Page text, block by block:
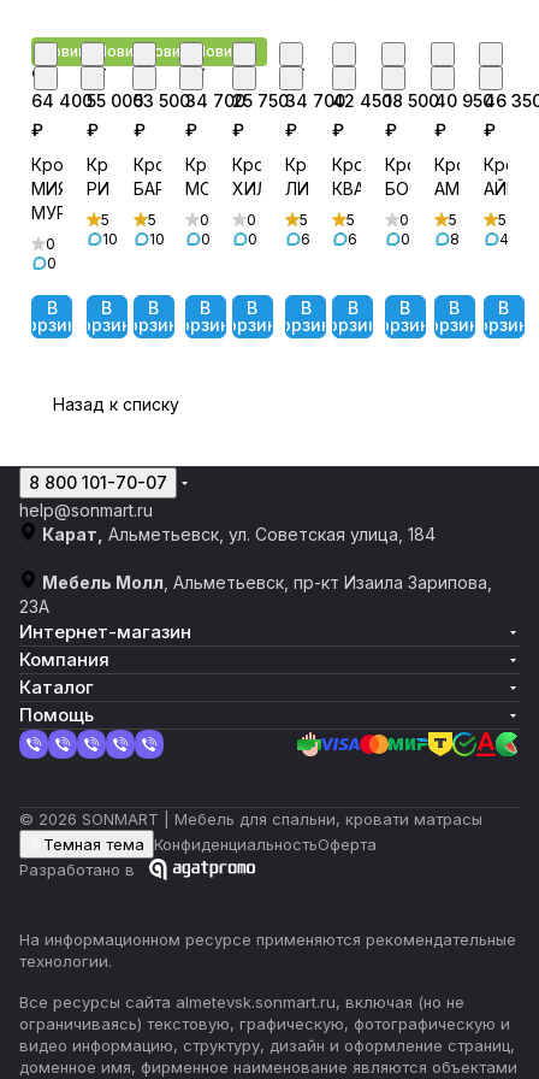
Новинка
от
64 400
₽
Кровать
МИЯ
МУР
0
0
В
корзину
Новинка
от
55 000
₽
Кровать
РИЧИ
5
10
В
корзину
Новинка
от
53 500
₽
Кровать
БАРТОН
5
10
В
корзину
Новинка
от
34 700
₽
Кровать
МОНА
0
0
В
корзину
от
25 750
₽
Кровать
ХИЛТОН
0
0
В
корзину
от
34 700
₽
Кровать
ЛИРА
5
6
В
корзину
от
42 450
₽
Кровать
КВАДРО
5
6
В
корзину
от
18 500
₽
Кровать
БОСКО
0
0
В
корзину
от
40 950
₽
Кровать
АМЕЛИ
5
8
В
корзину
от
46
₽
5
4
В
корзину
Назад к списку
8 800 101-70-07
help@sonmart.ru
Карат, Альметьевск, ул. Советская улица, 184
Мебель Молл , Альметьевск, пр-кт Изаила Зарипова,
23А
Интернет-магазин
Компания
Каталог
Помощь
© 2026 SONMART | Мебель для спальни, кровати матрасы
Темная тема
КонфиденциальностьОферта
Разработано в
На информационном ресурсе применяются рекомендательные
технологии.
Все ресурсы сайта almetevsk.sonmart.ru, включая (но не
ограничиваясь) текстовую, графическую, фотографическую и
видео информацию, структуру, дизайн и оформление страниц,
доменное имя, фирменное наименование являются объектами